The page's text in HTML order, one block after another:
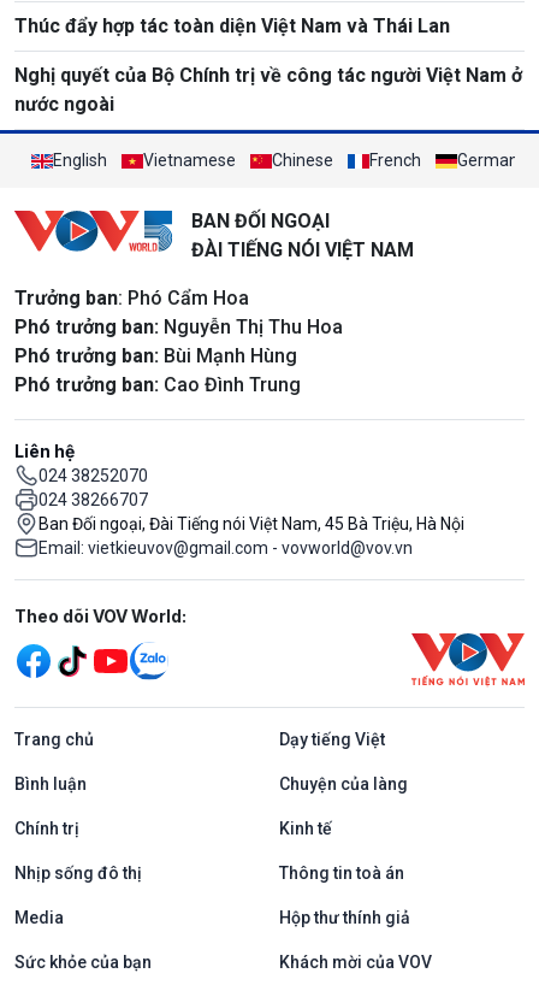
Thúc đẩy hợp tác toàn diện Việt Nam và Thái Lan
Nghị quyết của Bộ Chính trị về công tác người Việt Nam ở
nước ngoài
English Vietnamese Chinese French German
BAN ĐỐI NGOẠI
ĐÀI TIẾNG NÓI VIỆT NAM
Trưởng ban: Phó Cẩm Hoa
Phó trưởng ban: Nguyễn Thị Thu Hoa
Phó trưởng ban: Bùi Mạnh Hùng
Phó trưởng ban: Cao Đình Trung
Liên hệ
024 38252070
024 38266707
Ban Đối ngoại, Đài Tiếng nói Việt Nam, 45 Bà Triệu, Hà Nội
Email: vietkieuvov@gmail.com - vovworld@vov.vn
Mạng xã hội
Theo dõi VOV World:
Trang chủ Dạy tiếng Việt
Bình luận Chuyện của làng
Chính trị Kinh tế
Nhịp sống đô thị Thông tin toà án
Media Hộp thư thính giả
Sức khỏe của bạn Khách mời của VOV